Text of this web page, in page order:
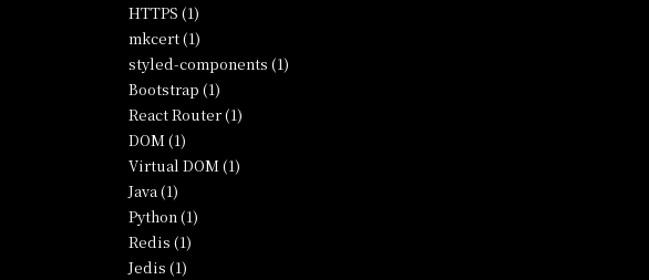
HTTPS (1)
mkcert (1)
styled-components (1)
Bootstrap (1)
React Router (1)
DOM (1)
Virtual DOM (1)
Java (1)
Python (1)
Redis (1)
Jedis (1)